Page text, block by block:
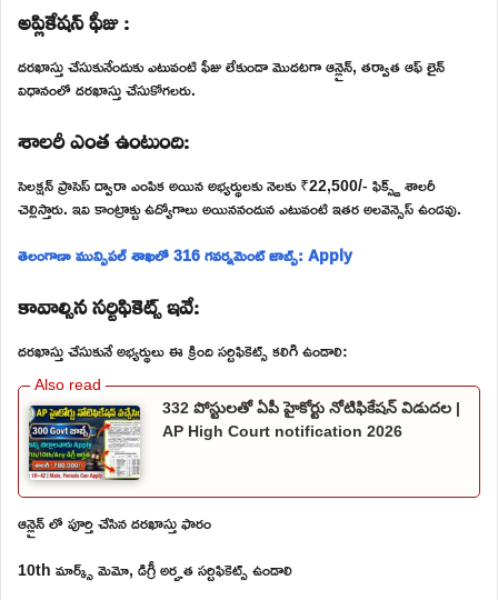
అప్లికేషన్ ఫీజు :
దరఖాస్తు చేసుకునేందుకు ఎటువంటి ఫీజు లేకుండా మొదటగా ఆన్లైన్, తర్వాత ఆఫ్ లైన్
విధానంలో దరఖాస్తు చేసుకోగలరు.
శాలరీ ఎంత ఉంటుంది:
సెలక్షన్ ప్రాసెస్ ద్వారా ఎంపిక అయిన అభ్యర్థులకు నెలకు ₹22,500/- ఫిక్స్డ్ శాలరీ
చెల్లిస్తారు. ఇవి కాంట్రాక్టు ఉద్యోగాలు అయిననందున ఎటువంటి ఇతర అలవెన్సెస్ ఉండవు.
తెలంగాణా మున్సిపల్ శాఖలో 316 గవర్నమెంట్ జాబ్స్: Apply
కావాల్సిన సర్టిఫికెట్స్ ఇవే:
దరఖాస్తు చేసుకునే అభ్యర్థులు ఈ క్రింది సర్టిఫికెట్స్ కలిగి ఉండాలి:
332 పోస్టులతో ఏపీ హైకోర్టు నోటిఫికేషన్ విడుదల |
AP High Court notification 2026
ఆన్లైన్ లో పూర్తి చేసిన దరఖాస్తు ఫారం
10th మార్క్స్ మెమో, డిగ్రీ అర్హత సర్టిఫికెట్స్ ఉండాలి